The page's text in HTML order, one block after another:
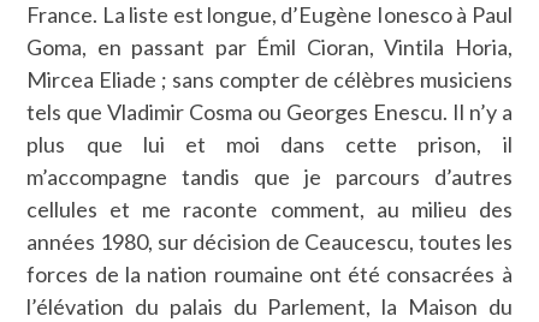
France. La liste est longue, d’Eugène Ionesco à Paul
Goma, en passant par Émil Cioran, Vintila Horia,
Mircea Eliade ; sans compter de célèbres musiciens
tels que Vladimir Cosma ou Georges Enescu. Il n’y a
plus que lui et moi dans cette prison, il
m’accompagne tandis que je parcours d’autres
cellules et me raconte comment, au milieu des
années 1980, sur décision de Ceaucescu, toutes les
forces de la nation roumaine ont été consacrées à
l’élévation du palais du Parlement, la Maison du